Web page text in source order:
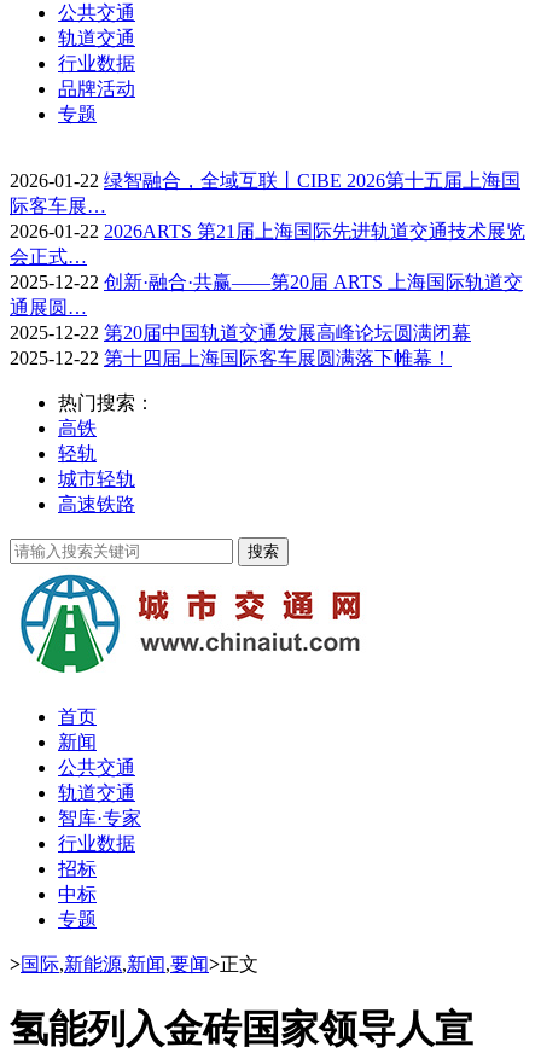
公共交通
轨道交通
行业数据
品牌活动
专题
2026-01-22 绿智融合，全域互联丨CIBE 2026第十五届上海国
际客车展…
2026-01-22 2026ARTS 第21届上海国际先进轨道交通技术展览
会正式…
2025-12-22 创新·融合·共赢——第20届 ARTS 上海国际轨道交
通展圆…
2025-12-22 第20届中国轨道交通发展高峰论坛圆满闭幕
2025-12-22 第十四届上海国际客车展圆满落下帷幕！
热门搜索：
高铁
轻轨
城市轻轨
高速铁路
首页
新闻
公共交通
轨道交通
智库·专家
行业数据
招标
中标
专题
>国际,新能源,新闻,要闻>正文
氢能列入金砖国家领导人宣